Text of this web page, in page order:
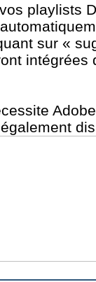
playlists
sur «
intégrées